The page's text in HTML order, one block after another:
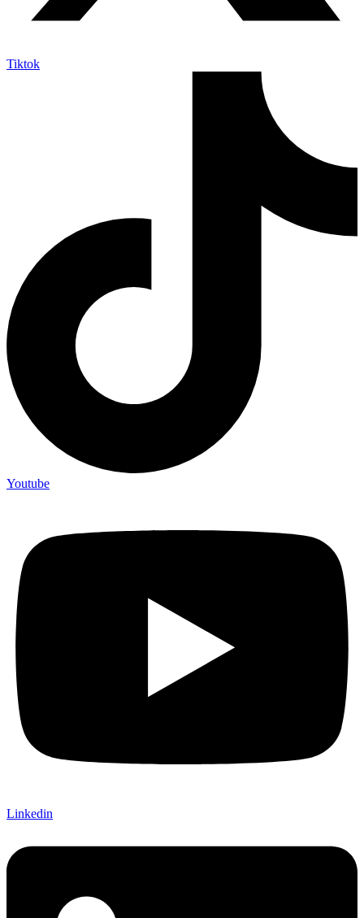
Tiktok
Youtube
Linkedin